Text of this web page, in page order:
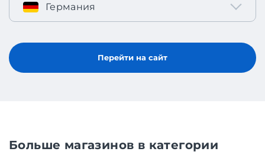
Германия
Перейти на сайт
Больше магазинов в категории